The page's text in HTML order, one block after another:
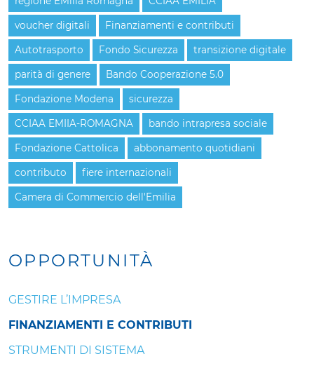
OPPORTUNITÀ
GESTIRE L’IMPRESA
FINANZIAMENTI E CONTRIBUTI
STRUMENTI DI SISTEMA
voucher digitali Finanziamenti e contributi
Autotrasporto Fondo Sicurezza transizione digitale
parità di genere Bando Cooperazione 5.0
Fondazione Modena sicurezza
CCIAA EMIIA-ROMAGNA bando intrapresa sociale
Fondazione Cattolica abbonamento quotidiani
contributo fiere internazionali
Camera di Commercio dell'Emilia